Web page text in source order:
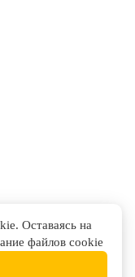
Оставаясь на
файлов cookie